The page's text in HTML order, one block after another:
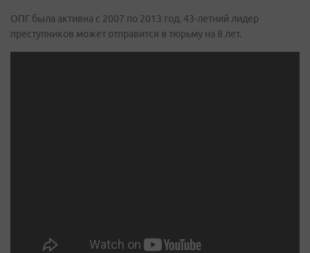
ОПГ была активна с 2007 по 2013 год. 43-летний лидер
преступников может отправится в тюрьму на 8 лет.